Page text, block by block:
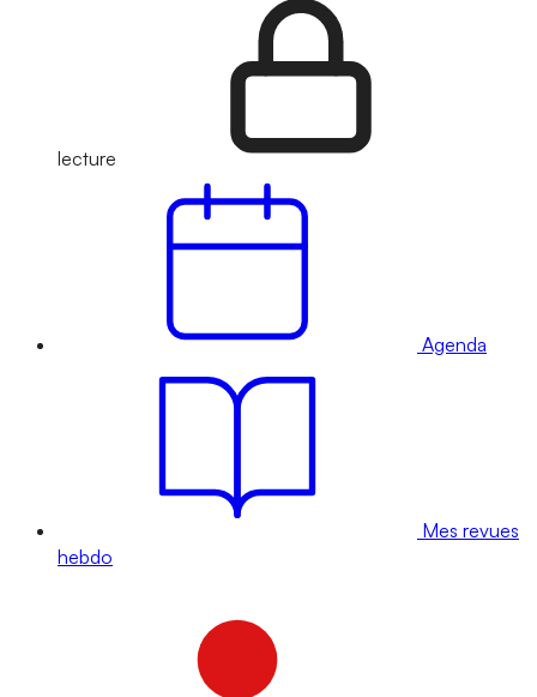
lecture
Agenda
Mes revues
hebdo